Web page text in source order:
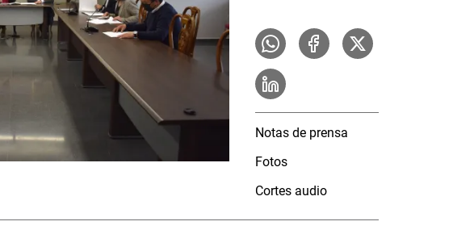
Notas de prensa
Fotos
Cortes audio